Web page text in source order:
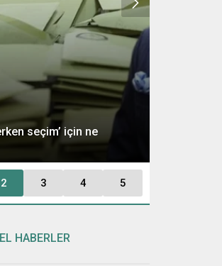
seçim’ için ne
2 3 4 5
HABERLER